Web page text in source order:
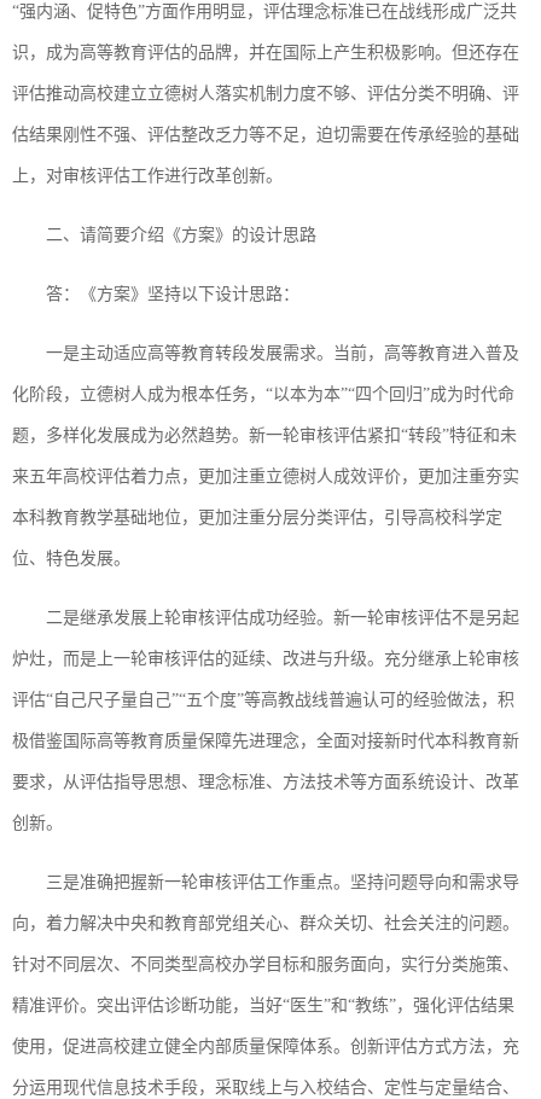
“强内涵、促特色”方面作用明显，评估理念标准已在战线形成广泛共
识，成为高等教育评估的品牌，并在国际上产生积极影响。但还存在
评估推动高校建立立德树人落实机制力度不够、评估分类不明确、评
估结果刚性不强、评估整改乏力等不足，迫切需要在传承经验的基础
上，对审核评估工作进行改革创新。
二、请简要介绍《方案》的设计思路
答：《方案》坚持以下设计思路：
一是主动适应高等教育转段发展需求。当前，高等教育进入普及
化阶段，立德树人成为根本任务，“以本为本”“四个回归”成为时代命
题，多样化发展成为必然趋势。新一轮审核评估紧扣“转段”特征和未
来五年高校评估着力点，更加注重立德树人成效评价，更加注重夯实
本科教育教学基础地位，更加注重分层分类评估，引导高校科学定
位、特色发展。
二是继承发展上轮审核评估成功经验。新一轮审核评估不是另起
炉灶，而是上一轮审核评估的延续、改进与升级。充分继承上轮审核
评估“自己尺子量自己”“五个度”等高教战线普遍认可的经验做法，积
极借鉴国际高等教育质量保障先进理念，全面对接新时代本科教育新
要求，从评估指导思想、理念标准、方法技术等方面系统设计、改革
创新。
三是准确把握新一轮审核评估工作重点。坚持问题导向和需求导
向，着力解决中央和教育部党组关心、群众关切、社会关注的问题。
针对不同层次、不同类型高校办学目标和服务面向，实行分类施策、
精准评价。突出评估诊断功能，当好“医生”和“教练”，强化评估结果
使用，促进高校建立健全内部质量保障体系。创新评估方式方法，充
分运用现代信息技术手段，采取线上与入校结合、定性与定量结合、